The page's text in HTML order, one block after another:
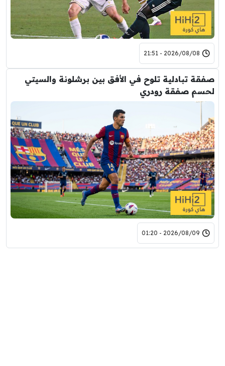
2026/08/08 - 21:51
صفقة تبادلية تلوح في الأفق بين برشلونة والسيتي
لحسم صفقة رودري
2026/08/09 - 01:20